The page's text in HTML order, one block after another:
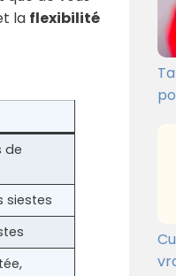
la flexibilité
de
siestes